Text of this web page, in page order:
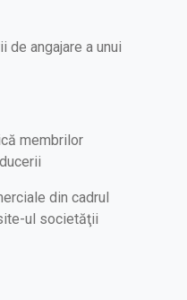
de angajare a unui
membrilor
din cadrul
ul societăţii